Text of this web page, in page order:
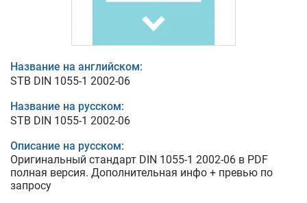
Название на английском:
STB DIN 1055-1 2002-06
Название на русском:
STB DIN 1055-1 2002-06
Описание на русском:
Оригинальный стандарт DIN 1055-1 2002-06 в PDF
полная версия. Дополнительная инфо + превью по
запросу